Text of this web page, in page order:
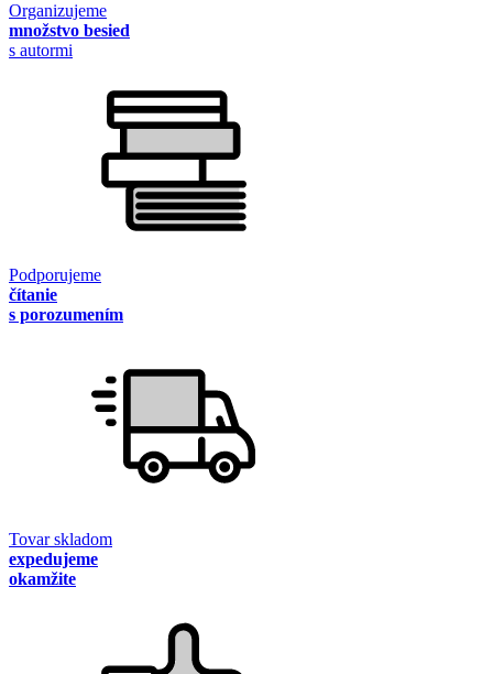
Organizujeme
množstvo besied
s autormi
Podporujeme
čítanie
s porozumením
Tovar skladom
expedujeme
okamžite